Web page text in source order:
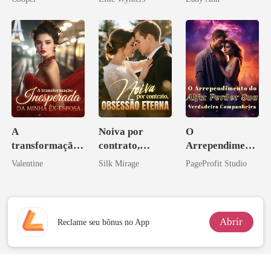
A
transformação
inesperada da
Valentine
Noiva por
contrato,
obsessão eterna
Silk Mirage
O
Arrependiment
o do Alfa:
Companheira
PageProfit Studio
Reclame seu bônus no App Abrir